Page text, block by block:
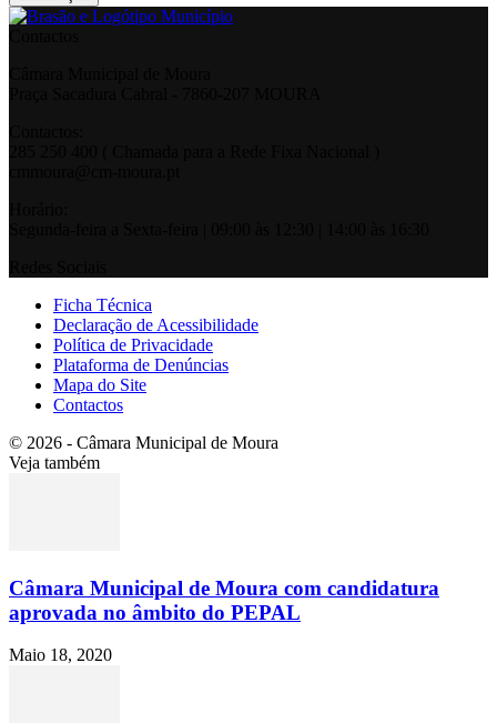
Ficha Técnica
Declaração de Acessibilidade
Política de Privacidade
Plataforma de Denúncias
Mapa do Site
Contactos
© 2026 - Câmara Municipal de Moura
Veja também
Câmara Municipal de Moura com candidatura
aprovada no âmbito do PEPAL
Maio 18, 2020